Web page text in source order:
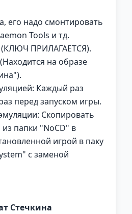
его надо смонтировать
Tools и тд.
(КЛЮЧ ПРИЛАГАЕТСЯ).
на образе
Каждый раз
перед запуском игры.
Скопировать
папки "NoCD" в
игрой в паку
с заменой
Стечкина